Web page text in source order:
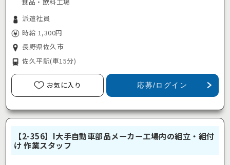
食品・飲料工場
派遣社員
時給 1,300円
長野県佐久市
佐久平駅(車15分)
お気に入り 応募/ログイン
【2-356】I大手自動車部品メーカー工場内の組立・組付
け 作業スタッフ